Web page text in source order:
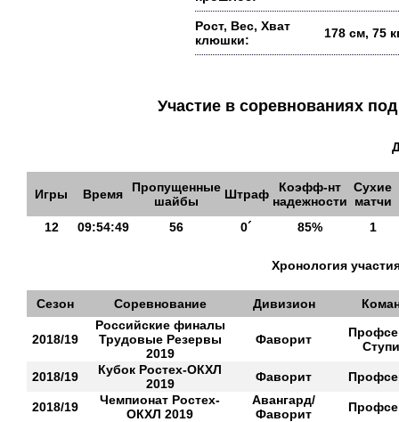
Рост, Вес, Хват
клюшки:
178 см, 75
Участие в соревнованиях
Игры Время
Пропущенные
шайбы
Штраф
Коэфф-нт
надежности
Сухие
матчи
12
09:54:49 56 0´ 85% 1
Хронология
Сезон Соревнование Дивизион
2018/19
Российские финалы
Трудовые Резервы
2019
Фаворит
2018/19
Кубок Ростех-ОКХЛ
2019
Фаворит
2018/19
Чемпионат Ростех-
ОКХЛ 2019
Авангард/
Фаворит